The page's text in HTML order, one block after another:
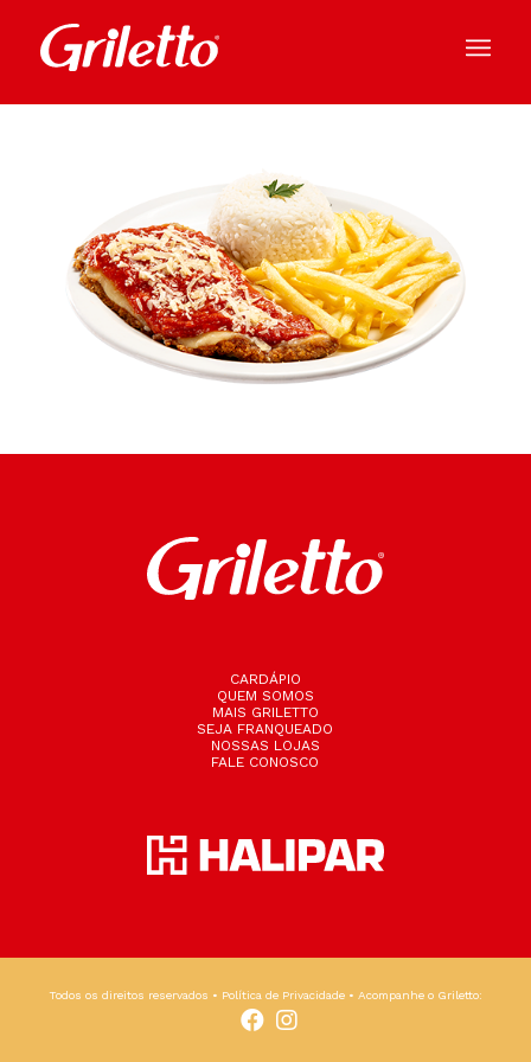
CARDÁPIO
QUEM SOMOS
MAIS GRILETTO
SEJA FRANQUEADO
NOSSAS LOJAS
FALE CONOSCO
Todos os direitos reservados • Política de Privacidade• Acompanhe o Griletto: